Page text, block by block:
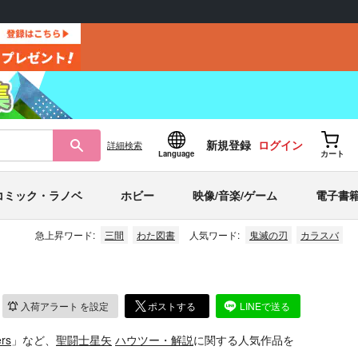
詳細検索
Language
新規登録 ログイン
カート
ミック・ラノベ ホビー 映像/音楽/ゲーム 電子書
急上昇ワード: 三間 わた図書 人気ワード: 鬼滅の刃 カラスバ
入荷アラート を設定 ポストする LINEで送る
」など、 聖闘士星矢 ハウツー・解説に関する人気作品を